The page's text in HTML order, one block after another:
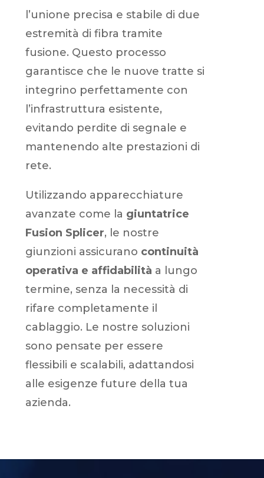
l’unione precisa e stabile di due
estremità di fibra tramite
fusione. Questo processo
garantisce che le nuove tratte si
integrino perfettamente con
l’infrastruttura esistente,
evitando perdite di segnale e
mantenendo alte prestazioni di
rete.
Utilizzando apparecchiature
avanzate come la giuntatrice
Fusion Splicer, le nostre
giunzioni assicurano continuità
operativa e affidabilità a lungo
termine, senza la necessità di
rifare completamente il
cablaggio. Le nostre soluzioni
sono pensate per essere
flessibili e scalabili, adattandosi
alle esigenze future della tua
azienda.